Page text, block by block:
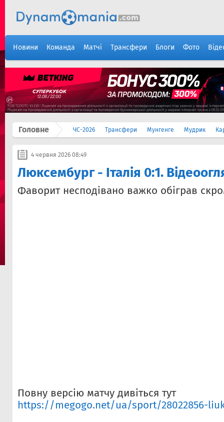
Новини Команда Матчі Трансфери Блоги Фото
Головне ЧС-2026 Трансфери Мунгенге Мудрик
4 червня 2026 08:49
Люксембург - Італія 0:1.
Фаворит несподівано важко обіграв
Повну версію матчу дивіться тут
https://megogo.net/ua/sport/28022856-